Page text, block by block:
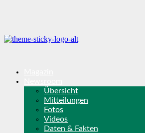
Übersicht
Mitteilungen
Fotos
Videos
Daten & Fakten